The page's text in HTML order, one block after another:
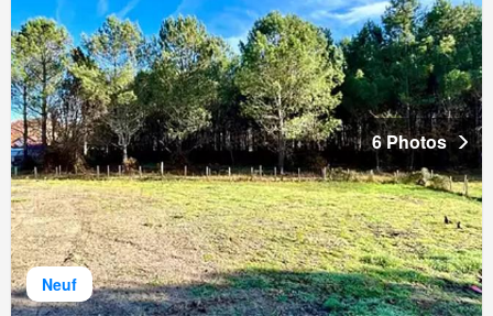
Neuf
6 Photos